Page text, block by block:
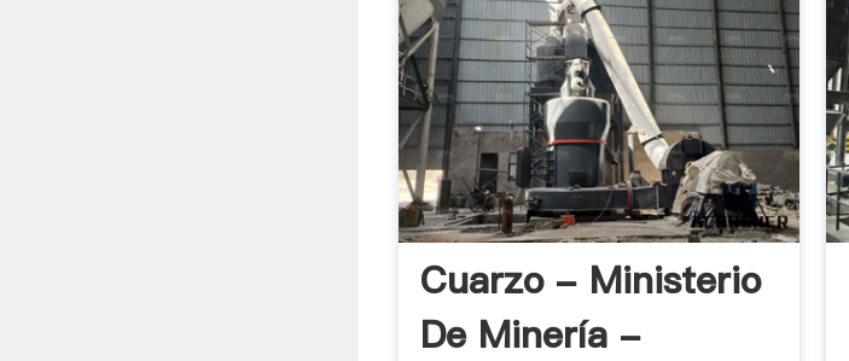
Cuarzo - Ministerio
De Minería -